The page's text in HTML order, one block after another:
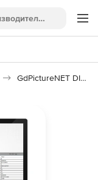
GdPictureNET DICOM